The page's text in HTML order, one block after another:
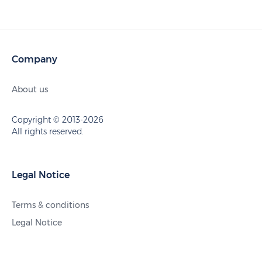
Company
About us
Copyright © 2013-2026
All rights reserved.
Legal Notice
Terms & conditions
Legal Notice